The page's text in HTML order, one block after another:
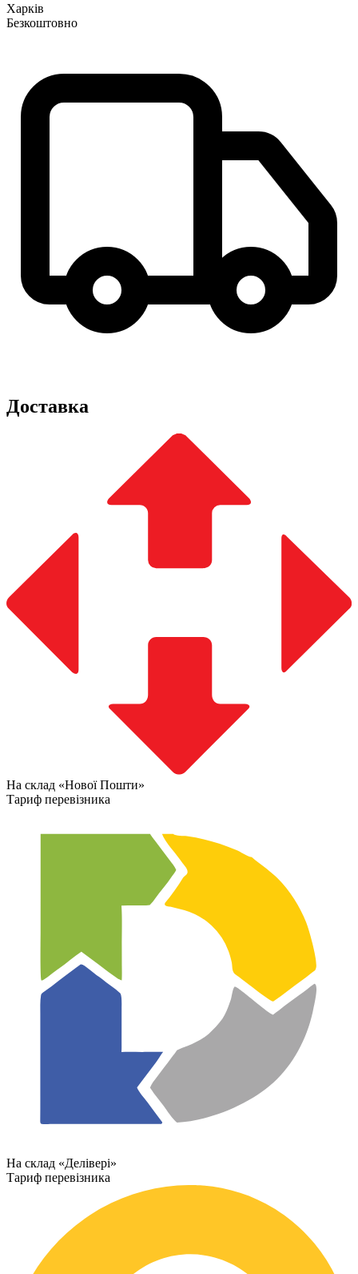
Харків
Безкоштовно
Доставка
На склад «Нової Пошти»
Тариф перевізника
На склад «Делівері»
Тариф перевізника